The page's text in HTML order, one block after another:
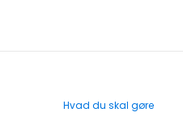
Hvad du skal gøre